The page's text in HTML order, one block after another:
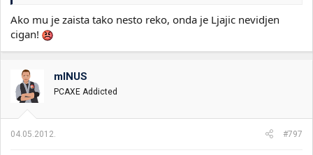
Ako mu je zaista tako nesto reko, onda je Ljajic nevidjen
cigan!
mINUS
PCAXE Addicted
04.05.2012. #797